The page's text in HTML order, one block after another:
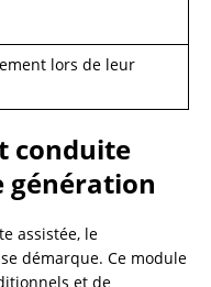
lors de leur
conduite
génération
assistée, le
démarque. Ce module
et de